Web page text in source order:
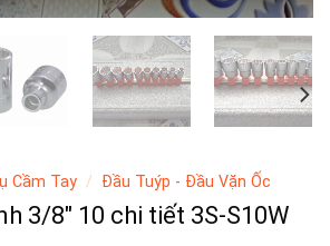
Cầm Tay / Đầu Tuýp - Đầu Vặn Ốc
3/8″ 10 chi tiết 3S-S10W